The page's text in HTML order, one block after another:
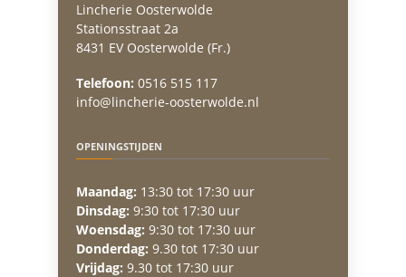
Lincherie Oosterwolde
Stationsstraat 2a
8431 EV Oosterwolde (Fr.)
Telefoon: 0516 515 117
info@lincherie-oosterwolde.nl
OPENINGSTIJDEN
Maandag: 13:30 tot 17:30 uur
Dinsdag: 9:30 tot 17:30 uur
Woensdag: 9:30 tot 17:30 uur
Donderdag: 9.30 tot 17:30 uur
Vrijdag: 9.30 tot 17:30 uur